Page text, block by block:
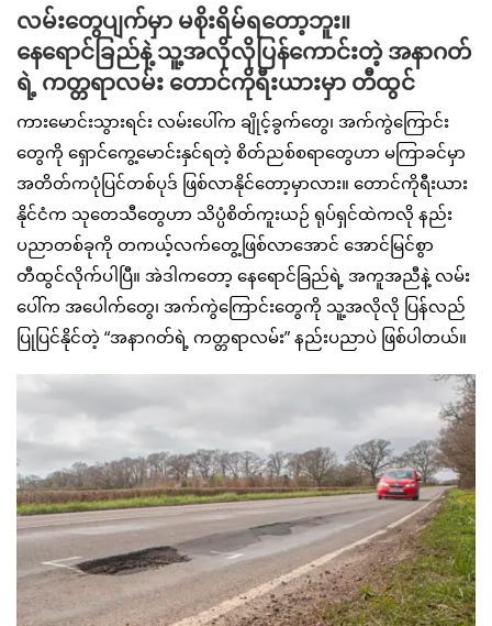
လမ်းတွေပျက်မှာ မစိုးရိမ်ရတော့ဘူး။
နေရောင်ခြည်နဲ့ သူ့အလိုလိုပြန်ကောင်းတဲ့ အနာဂတ်
ရဲ့ ကတ္တရာလမ်း တောင်ကိုရီးယားမှာ တီထွင်
ကားမောင်းသွားရင်း လမ်းပေါ်က ချိုင့်ခွက်တွေ၊ အက်ကွဲကြောင်း
တွေကို ရှောင်ကွေ့မောင်းနှင်ရတဲ့ စိတ်ညစ်စရာတွေဟာ မကြာခင်မှာ
အတိတ်ကပုံပြင်တစ်ပုဒ် ဖြစ်လာနိုင်တော့မှာလား။ တောင်ကိုရီးယား
နိုင်ငံက သုတေသီတွေဟာ သိပ္ပံစိတ်ကူးယဉ် ရုပ်ရှင်ထဲကလို နည်း
ပညာတစ်ခုကို တကယ့်လက်တွေ့ဖြစ်လာအောင် အောင်မြင်စွာ
တီထွင်လိုက်ပါပြီ။ အဲဒါကတော့ နေရောင်ခြည်ရဲ့ အကူအညီနဲ့ လမ်း
ပေါ်က အပေါက်တွေ၊ အက်ကွဲကြောင်းတွေကို သူ့အလိုလို ပြန်လည်
ပြုပြင်နိုင်တဲ့ “အနာဂတ်ရဲ့ ကတ္တရာလမ်း” နည်းပညာပဲ ဖြစ်ပါတယ်။